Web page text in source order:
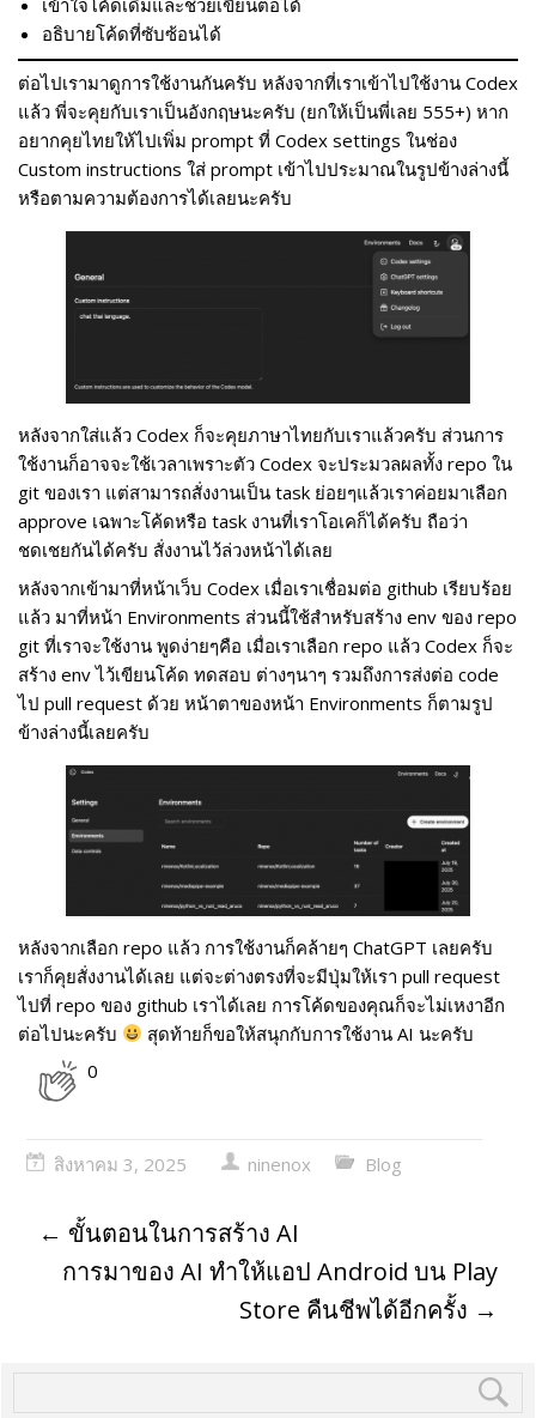
เข้าใจโค้ดเดิมและช่วยเขียนต่อได้
อธิบายโค้ดที่ซับซ้อนได้
ต่อไปเรามาดูการใช้งานกันครับ หลังจากที่เราเข้าไปใช้งาน Codex
แล้ว พี่จะคุยกับเราเป็นอังกฤษนะครับ (ยกให้เป็นพี่เลย 555+) หาก
อยากคุยไทยให้ไปเพิ่ม prompt ที่ Codex settings ในช่อง
Custom instructions ใส่ prompt เข้าไปประมาณในรูปข้างล่างนี้
หรือตามความต้องการได้เลยนะครับ
หลังจากใส่แล้ว Codex ก็จะคุยภาษาไทยกับเราแล้วครับ ส่วนการ
ใช้งานก็อาจจะใช้เวลาเพราะตัว Codex จะประมวลผลทั้ง repo ใน
git ของเรา แต่สามารถสั่งงานเป็น task ย่อยๆแล้วเราค่อยมาเลือก
approve เฉพาะโค้ดหรือ task งานที่เราโอเคก็ได้ครับ ถือว่า
ชดเชยกันได้ครับ สั่งงานไว้ล่วงหน้าได้เลย
หลังจากเข้ามาที่หน้าเว็บ Codex เมื่อเราเชื่อมต่อ github เรียบร้อย
แล้ว มาที่หน้า Environments ส่วนนี้ใช้สำหรับสร้าง env ของ repo
git ที่เราจะใช้งาน พูดง่ายๆคือ เมื่อเราเลือก repo แล้ว Codex ก็จะ
สร้าง env ไว้เขียนโค้ด ทดสอบ ต่างๆนาๆ รวมถึงการส่งต่อ code
ไป pull request ด้วย หน้าตาของหน้า Environments ก็ตามรูป
ข้างล่างนี้เลยครับ
หลังจากเลือก repo แล้ว การใช้งานก็คล้ายๆ ChatGPT เลยครับ
เราก็คุยสั่งงานได้เลย แต่จะต่างตรงที่จะมีปุ่มให้เรา pull request
ไปที่ repo ของ github เราได้เลย การโค้ดของคุณก็จะไม่เหงาอีก
ต่อไปนะครับ
สุดท้ายก็ขอให้สนุกกับการใช้งาน AI นะครับ
0
สิงหาคม 3, 2025 ninenox Blog
← ขั้นตอนในการสร้าง AI
การมาของ AI ทำให้แอป Android บน Play
Store คืนชีพได้อีกครั้ง →